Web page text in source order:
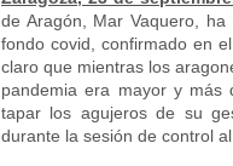
de Aragón, Mar Vaquero,
fondo covid, confirmado en
claro que mientras los
pandemia era mayor y más
tapar los agujeros de su
durante la sesión de control